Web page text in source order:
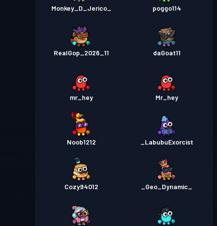
Monkey_D_Jerico_ poggo114
RealGop_2026_11 daGoat11
mr_hey Mr_hey
Noob1212 _LabubuExorcist
Cozy94012 _Geo_Dynamic_